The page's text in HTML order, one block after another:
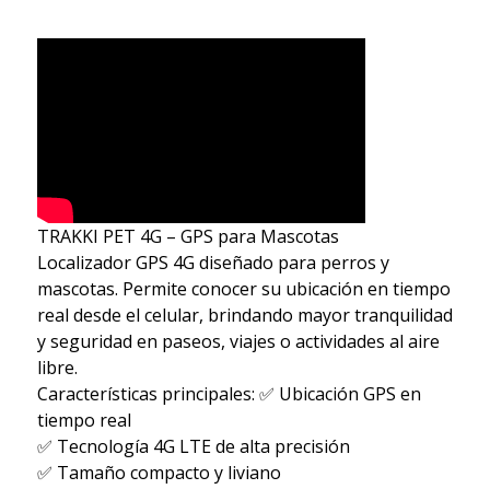
TRAKKI PET 4G – GPS para Mascotas
Localizador GPS 4G diseñado para perros y
mascotas. Permite conocer su ubicación en tiempo
real desde el celular, brindando mayor tranquilidad
y seguridad en paseos, viajes o actividades al aire
libre.
Características principales: ✅ Ubicación GPS en
tiempo real
✅ Tecnología 4G LTE de alta precisión
✅ Tamaño compacto y liviano